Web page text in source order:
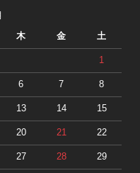
木 金 土
1
6 7 8
13 14 15
20 21 22
27 28 29